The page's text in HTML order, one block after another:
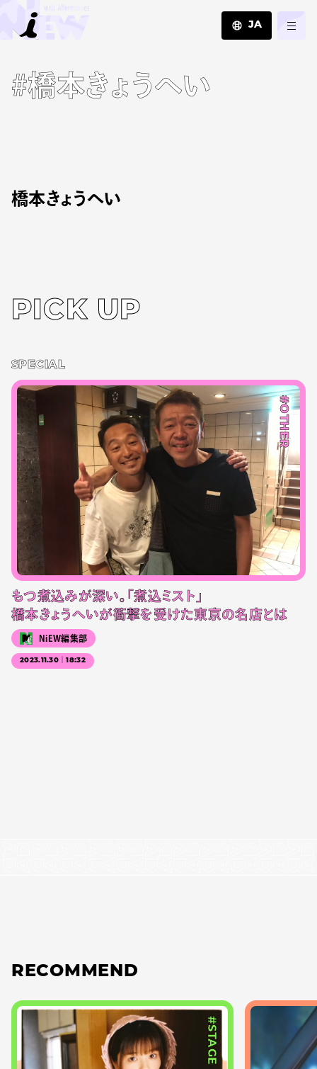
JA
#橋本きょうへい
橋本きょうへい
PICK UP
SPECIAL
#OTHER
もつ煮込みが深い。「煮込ミスト」
橋本きょうへいが衝撃を受けた東京の名店とは
NiEW編集部
2023.11.30｜18:32
RECOMMEND
#STAGE